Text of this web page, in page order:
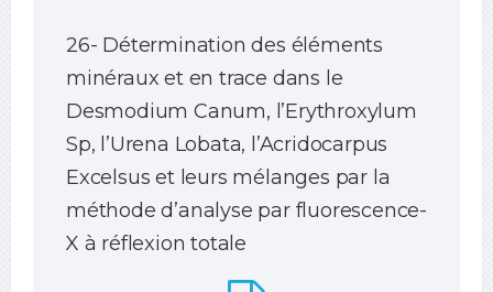
26- Détermination des éléments
minéraux et en trace dans le
Desmodium Canum, l’Erythroxylum
Sp, l’Urena Lobata, l’Acridocarpus
Excelsus et leurs mélanges par la
méthode d’analyse par fluorescence-
X à réflexion totale